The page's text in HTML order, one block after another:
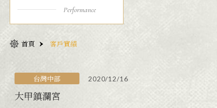
首頁 客戶實績
台灣中部 2020/12/16
大甲鎮瀾宮
Performance